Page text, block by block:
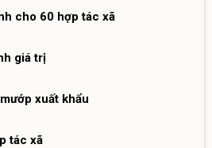
cho 60 hợp tác xã
giá trị
xuất khẩu
tác xã